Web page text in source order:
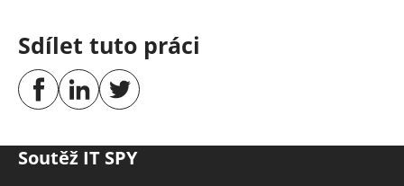
Sdílet tuto práci
Soutěž IT SPY